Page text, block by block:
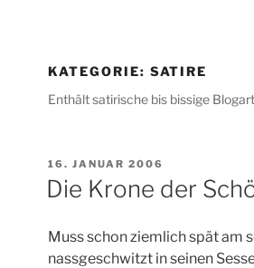
KATEGORIE: SATIRE
Enthält satirische bis bissige
VERÖFFENTLICHT
AM
16. JANUAR 2006
Die Krone der
Muss schon ziemlich spät am
nassgeschwitzt in seinen